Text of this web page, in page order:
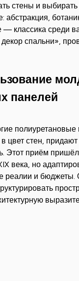
стены и
абстракция,
классика среди
спальни»,
панелей
полиуретановые
цвет стен, придают
Этот приём
века, но
реалии и бюджеты.